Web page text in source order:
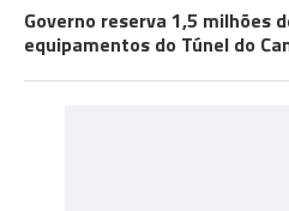
Governo reserva 1,5 milhões
equipamentos do Túnel do